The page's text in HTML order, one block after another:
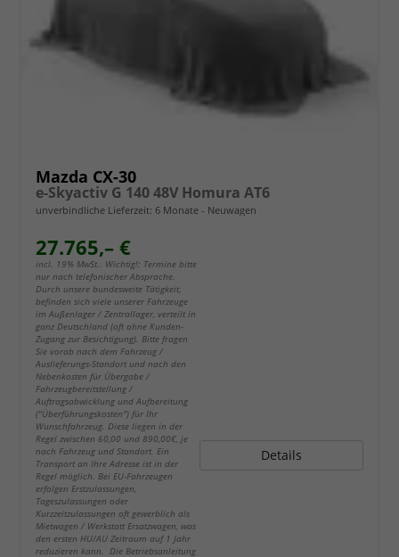
Mazda CX-30
e-Skyactiv G 140 48V Homura AT6
unverbindliche Lieferzeit: 6 Monate Neuwagen
27.765,– €
incl. 19% MwSt.. Wichtig!: Termine bitte
nur nach telefonischer Absprache.
Durch unsere bundesweite Tätigkeit,
befinden sich viele unserer Fahrzeuge
im Außenlager / Zentrallager, verteilt in
ganz Deutschland (oft ohne Kunden-
Zugang zur Besichtigung). Bitte fragen
Sie vorab nach dem Fahrzeug /
Auslieferungs-Standort und nach den
Nebenkosten für Übergabe /
Fahrzeugbereitstellung /
Auftragsabwicklung und Aufbereitung
("Überführungskosten") für Ihr
Wunschfahrzeug. Diese liegen in der
Regel zwischen 60,00 und 890,00€, je
nach Fahrzeug und Standort. Ein
Transport an Ihre Adresse ist in der
Regel möglich. Bei EU-Fahrzeugen
erfolgen Erstzulassungen,
Tageszulassungen oder
Kurzzeitzulassungen oft gewerblich als
Mietwagen / Werkstatt Ersatzwagen, was
den ersten HU/AU Zeitraum auf 1 Jahr
reduzieren kann. Die Betriebsanleitung
Details